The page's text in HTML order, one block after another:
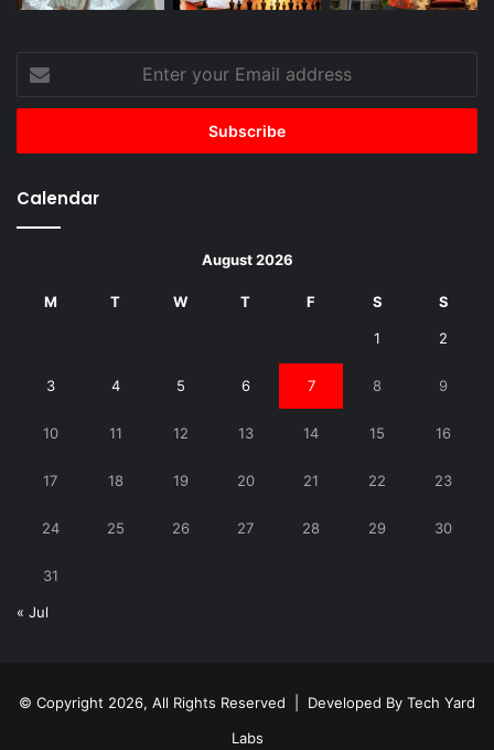
your
Email
Calendar
August 2026
M T W T F S S
1 2
3 4 5 6 7 8 9
10 11 12 13 14 15 16
17 18 19 20 21 22 23
24 25 26 27 28 29 30
31
« Jul
© Copyright 2026, All Rights Reserved | Developed By Tech Yard
Labs